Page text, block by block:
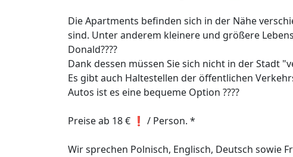
Die Apartments befinden sich in der Nähe
sind. Unter anderem kleinere und größere
Donald????
Dank dessen müssen Sie sich nicht in der Stadt
Es gibt auch Haltestellen der öffentlichen
Autos ist es eine bequeme Option ????
Preise ab 18 € ❗️ / Person. *
Wir sprechen Polnisch, Englisch, Deutsch sowie